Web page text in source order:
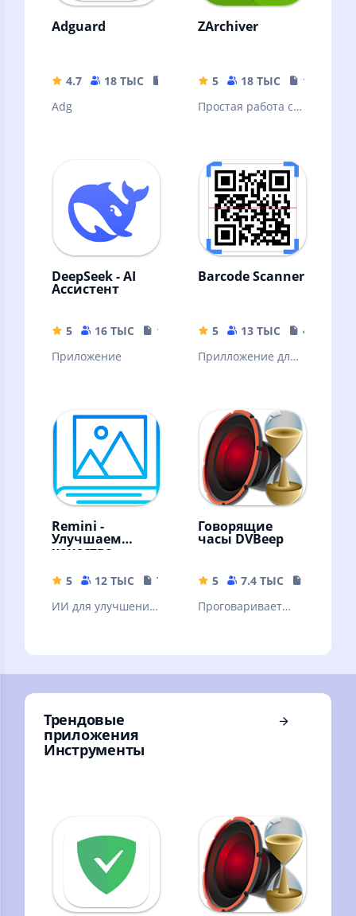
Adguard
4.7 18 ТЫС
35.63 MB
Adg
ZArchiver
5 18 ТЫС
10.32 MB
Простая работа с
DeepSeek - AI
Ассистент
5 16 ТЫС
16.44 MB
Приложение
Barcode Scanner
5 13 ТЫС
4.04 MB
Прилложение для
Remini -
Улучшаем
качество
5 12 ТЫС
79.19 MB
ИИ для улучшения
Говорящие
часы DVBeep
5 7.4 ТЫС
Проговаривает
вашему графику
Трендовые
приложения
Инструменты